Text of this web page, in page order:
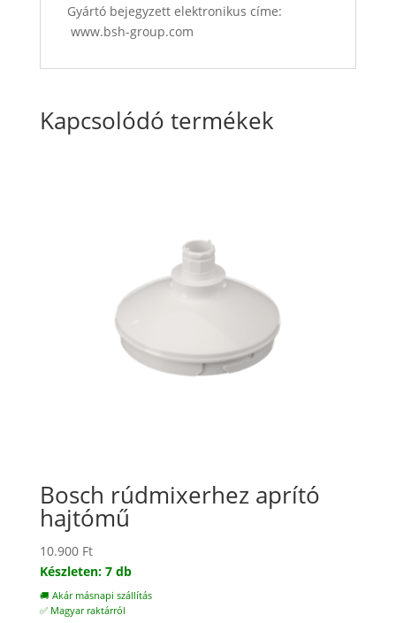
Gyártó bejegyzett elektronikus címe:
www.bsh-group.com
Kapcsolódó termékek
Bosch rúdmixerhez aprító
hajtómű
10.900 Ft
Készleten: 7 db
🚚 Akár másnapi szállítás
✅ Magyar raktárról